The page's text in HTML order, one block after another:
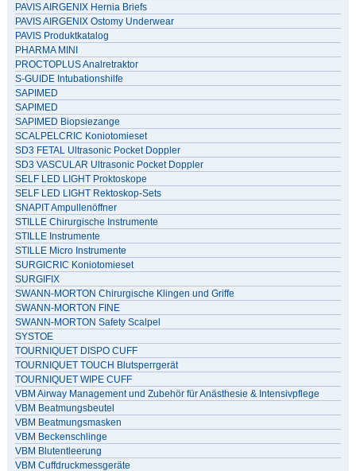
PAVIS AIRGENIX Hernia Briefs
PAVIS AIRGENIX Ostomy Underwear
PAVIS Produktkatalog
PHARMA MINI
PROCTOPLUS Analretraktor
S-GUIDE Intubationshilfe
SAPIMED
SAPIMED
SAPIMED Biopsiezange
SCALPELCRIC Koniotomieset
SD3 FETAL Ultrasonic Pocket Doppler
SD3 VASCULAR Ultrasonic Pocket Doppler
SELF LED LIGHT Proktoskope
SELF LED LIGHT Rektoskop-Sets
SNAPIT Ampullenöffner
STILLE Chirurgische Instrumente
STILLE Instrumente
STILLE Micro Instrumente
SURGICRIC Koniotomieset
SURGIFIX
SWANN-MORTON Chirurgische Klingen und Griffe
SWANN-MORTON FINE
SWANN-MORTON Safety Scalpel
SYSTOE
TOURNIQUET DISPO CUFF
TOURNIQUET TOUCH Blutsperrgerät
TOURNIQUET WIPE CUFF
VBM Airway Management und Zubehör für Anästhesie & Intensivpflege
VBM Beatmungsbeutel
VBM Beatmungsmasken
VBM Beckenschlinge
VBM Blutentleerung
VBM Cuffdruckmessgeräte